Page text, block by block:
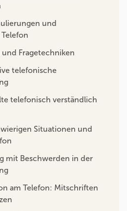
und
Fragetechniken
telefonische
telefonisch verständlich
Situationen und
mit Beschwerden in der
am Telefon: Mitschriften